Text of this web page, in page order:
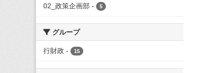
02_政策企画部 - 5
グループ
行財政 - 15